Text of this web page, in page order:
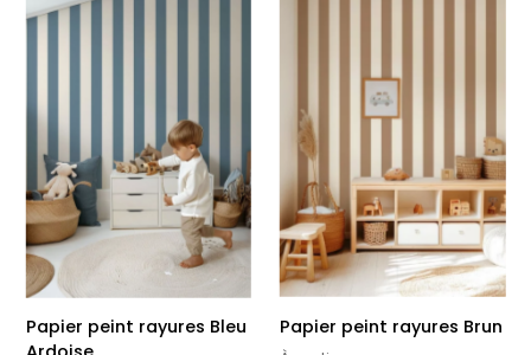
Papier peint rayures Bleu
Papier peint rayures Brun